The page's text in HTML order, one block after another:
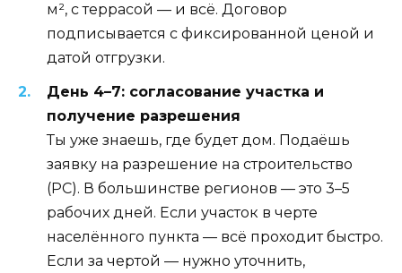
м², с террасой — и всё. Договор
подписывается с фиксированной ценой и
датой отгрузки.
День 4–7: согласование участка и
получение разрешения
Ты уже знаешь, где будет дом. Подаёшь
заявку на разрешение на строительство
(РС). В большинстве регионов — это 3–5
рабочих дней. Если участок в черте
населённого пункта — всё проходит быстро.
Если за чертой — нужно уточнить,